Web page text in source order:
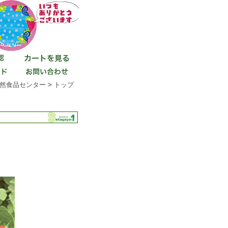
食品センター > トップ